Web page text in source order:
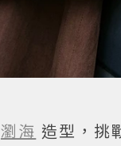
瀏海 造型，挑